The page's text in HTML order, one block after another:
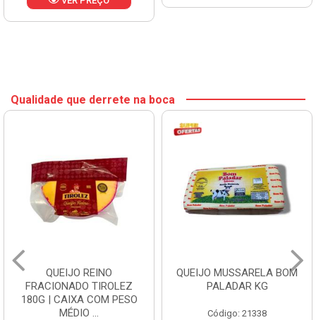
Qualidade que derrete na boca
QUEIJO REINO
FRACIONADO TIROLEZ
180G | CAIXA COM PESO
MÉDIO ...
QUEIJO MUSSARELA BOM
PALADAR KG
Código: 21338